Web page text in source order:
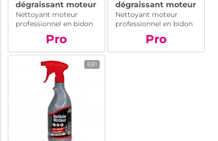
dégraissant moteur
pour professionnel
– Bidon 200 L
Nettoyant moteur
professionnel en bidon
de 200 litres. Dissout la
saleté et la graisse sans
odeur désagréable.
Respectueux de
l'environnement.
Pro
dégraissant moteur
pro - bidon 25 L
Nettoyant moteur
professionnel en bidon
de 25 litres. Dissout la
saleté et la graisse sans
odeur désagréable.
Pro
E81